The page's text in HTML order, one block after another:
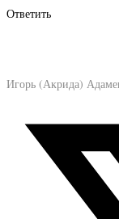
Ответить
Игорь (Акрида)